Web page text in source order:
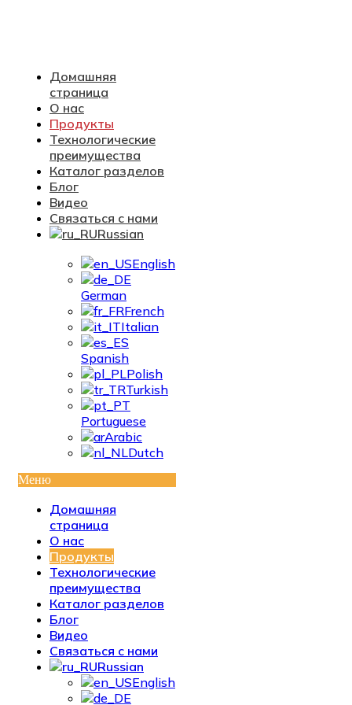
Домашняя
страница
О нас
Продукты
Технологические
преимущества
Каталог разделов
Блог
Видео
Связаться с нами
Russian
English
German
French
Italian
Spanish
Polish
Turkish
Portuguese
Arabic
Dutch
Меню
Домашняя
страница
О нас
Продукты
Технологические
преимущества
Каталог разделов
Блог
Видео
Связаться с нами
Russian
English